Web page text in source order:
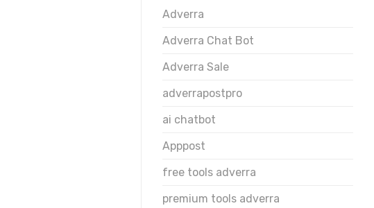
Adverra
Adverra Chat Bot
Adverra Sale
adverrapostpro
ai chatbot
Apppost
free tools adverra
premium tools adverra